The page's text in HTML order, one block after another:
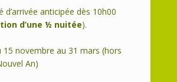
d’arrivée anticipée dès 10h00
d’une ½ nuitée).
novembre au 31 mars (hors
An)